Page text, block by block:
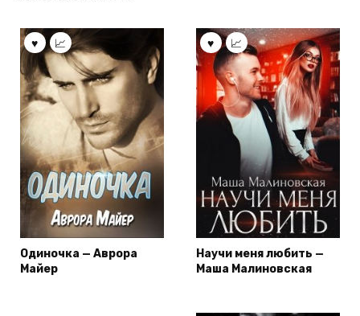
Одиночка — Аврора
Майер
Научи меня любить —
Маша Малиновская